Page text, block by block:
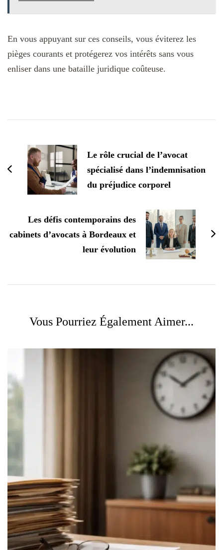
En vous appuyant sur ces conseils, vous éviterez les
pièges courants et protégerez vos intérêts sans vous
enliser dans une bataille juridique coûteuse.
d'article
Le rôle crucial de l’avocat
spécialisé dans l’indemnisation
du préjudice corporel
Les défis contemporains des
cabinets d’avocats à Bordeaux et
leur évolution
Vous Pourriez Également Aimer...